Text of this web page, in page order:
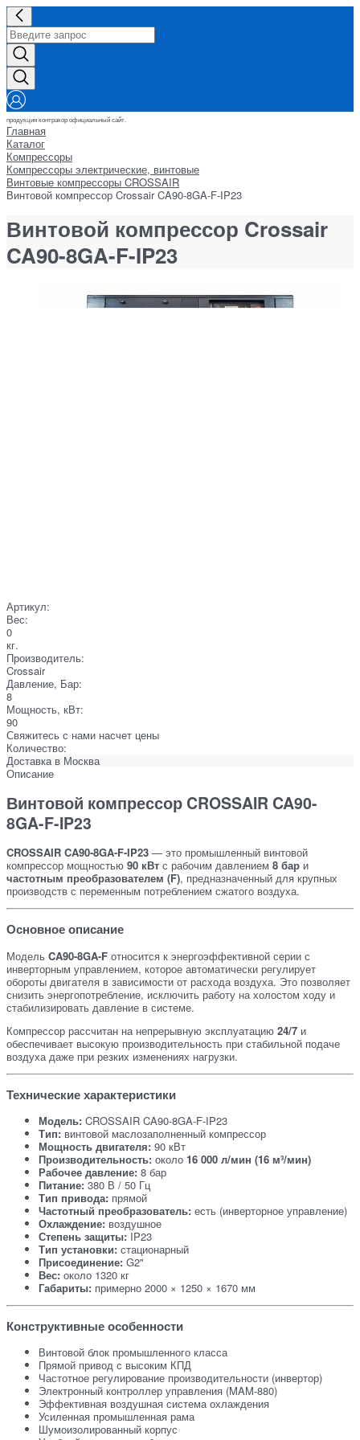
продукция контракор официальный сайт.
Главная
Каталог
Компрессоры
Компрессоры электрические, винтовые
Винтовые компрессоры CROSSAIR
Винтовой компрессор Crossair CA90-8GA-F-IP23
Винтовой компрессор Crossair
CA90-8GA-F-IP23
Артикул:
Вес:
0
кг.
Производитель:
Crossair
Давление, Бар:
8
Мощность, кВт:
90
Свяжитесь с нами насчет цены
Количество:
Доставка в Москва
Описание
Винтовой компрессор CROSSAIR CA90-
8GA-F-IP23
CROSSAIR CA90-8GA-F-IP23 — это промышленный винтовой
компрессор мощностью 90 кВт с рабочим давлением 8 бар и
частотным преобразователем (F), предназначенный для крупных
производств с переменным потреблением сжатого воздуха.
Основное описание
Модель CA90-8GA-F относится к энергоэффективной серии с
инверторным управлением, которое автоматически регулирует
обороты двигателя в зависимости от расхода воздуха. Это позволяет
снизить энергопотребление, исключить работу на холостом ходу и
стабилизировать давление в системе.
Компрессор рассчитан на непрерывную эксплуатацию 24/7 и
обеспечивает высокую производительность при стабильной подаче
воздуха даже при резких изменениях нагрузки.
Технические характеристики
Модель: CROSSAIR CA90-8GA-F-IP23
Тип: винтовой маслозаполненный компрессор
Мощность двигателя: 90 кВт
Производительность: около 16 000 л/мин (16 м³/мин)
Рабочее давление: 8 бар
Питание: 380 В / 50 Гц
Тип привода: прямой
Частотный преобразователь: есть (инверторное управление)
Охлаждение: воздушное
Степень защиты: IP23
Тип установки: стационарный
Присоединение: G2"
Вес: около 1320 кг
Габариты: примерно 2000 × 1250 × 1670 мм
Конструктивные особенности
Винтовой блок промышленного класса
Прямой привод с высоким КПД
Частотное регулирование производительности (инвертор)
Электронный контроллер управления (MAM-880)
Эффективная воздушная система охлаждения
Усиленная промышленная рама
Шумоизолированный корпус